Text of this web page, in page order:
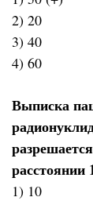
2) 20
3) 40
4) 60
Выписка
расстоянии
1) 10